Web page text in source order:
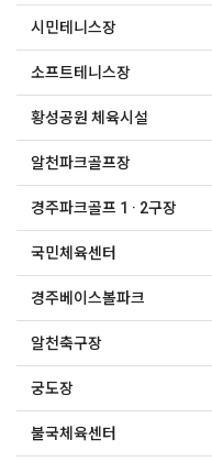
시민테니스장
소프트테니스장
황성공원 체육시설
알천파크골프장
경주파크골프 1 · 2구장
국민체육센터
경주베이스볼파크
알천축구장
궁도장
불국체육센터